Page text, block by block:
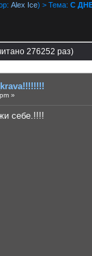
Alex Ice) > Тема: C
276252 раз)
»
себе.!!!!